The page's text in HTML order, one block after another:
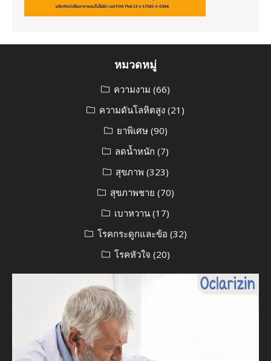
หมวดหมู่
ความงาม (66)
ความดันโลหิตสูง (21)
ยาพิเศษ(90)
ลดน้ำหนัก (7)
สุขภาพ (323)
สุขภาพชาย (70)
เบาหวาน (17)
โรคกระดูกและข้อ (32)
โรคหัวใจ (20)